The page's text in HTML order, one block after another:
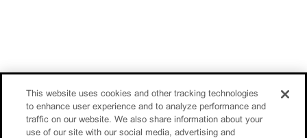
This website uses cookies and other tracking technologies
to enhance user experience and to analyze performance and
traffic on our website. We also share information about your
use of our site with our social media, advertising and